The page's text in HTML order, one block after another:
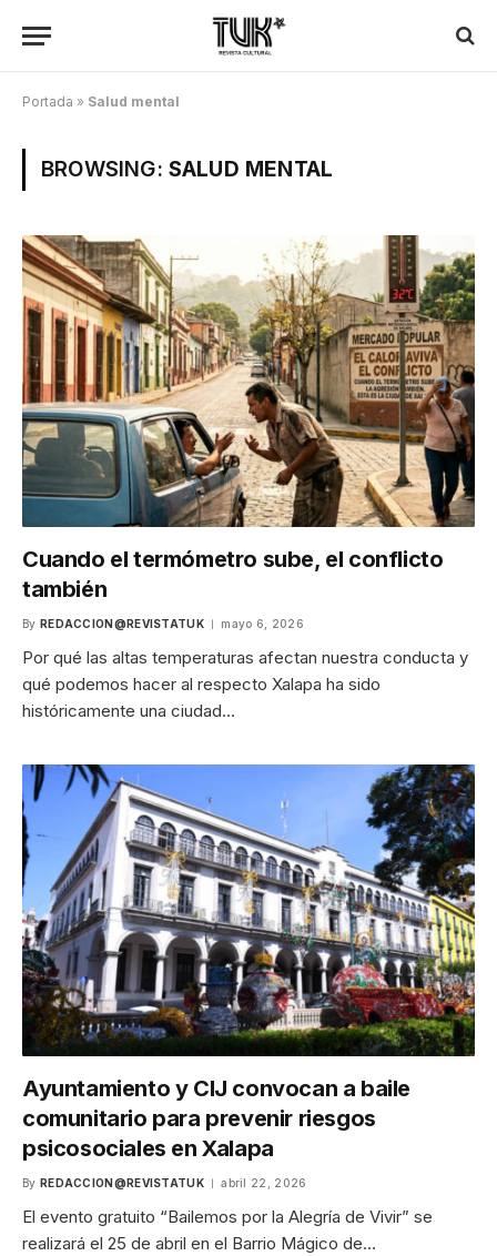
Portada » Salud mental
BROWSING: SALUD MENTAL
Cuando el termómetro sube, el conflicto
también
By REDACCION@REVISTATUK mayo 6, 2026
Por qué las altas temperaturas afectan nuestra conducta y
qué podemos hacer al respecto Xalapa ha sido
históricamente una ciudad…
Ayuntamiento y CIJ convocan a baile
comunitario para prevenir riesgos
psicosociales en Xalapa
By REDACCION@REVISTATUK abril 22, 2026
El evento gratuito “Bailemos por la Alegría de Vivir” se
realizará el 25 de abril en el Barrio Mágico de…